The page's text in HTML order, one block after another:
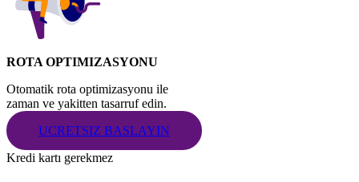
ROTA OPTIMIZASYONU
Otomatik rota optimizasyonu ile
zaman ve yakitten tasarruf edin.
UCRETSIZ BASLAYIN
Kredi kartı gerekmez